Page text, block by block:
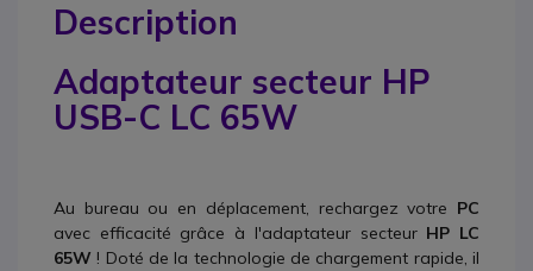
Description
Adaptateur secteur HP
USB-C LC 65W
Au bureau ou en déplacement, rechargez votre PC
avec efficacité grâce à l'adaptateur secteur HP LC
65W ! Doté de la technologie de chargement rapide, il